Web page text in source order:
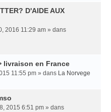
D'AIDE AUX
2016 11:29 am » dans
livraison en France
11:55 pm » dans La Norvege
2015 6:51 pm » dans